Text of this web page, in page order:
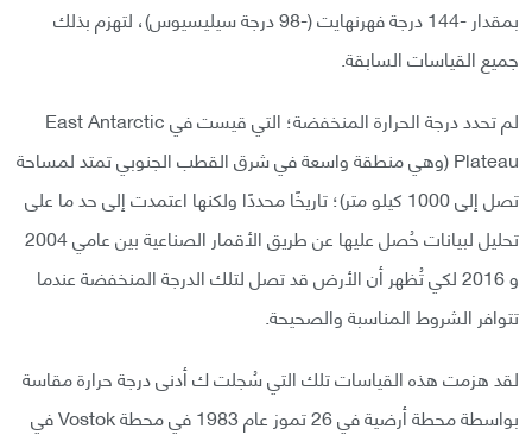
بمقدار -144 درجة فهرنهايت (-98 درجة سيليسيوس)، لتهزم بذلك
جميع القياسات السابقة.
لم تحدد درجة الحرارة المنخفضة؛ التي قيست في East Antarctic
Plateau (وهي منطقة واسعة في شرق القطب الجنوبي تمتد لمساحة
تصل إلى 1000 كيلو متر)؛ تاريخًا محددًا ولكنها اعتمدت إلى حد ما على
تحليل لبيانات حُصل عليها عن طريق الأقمار الصناعية بين عامي 2004
و 2016 لكي تُظهر أن الأرض قد تصل لتلك الدرجة المنخفضة عندما
تتوافر الشروط المناسبة والصحيحة.
لقد هزمت هذه القياسات تلك التي سُجلت ك أدنى درجة حرارة مقاسة
بواسطة محطة أرضية في 26 تموز عام 1983 في محطة Vostok في